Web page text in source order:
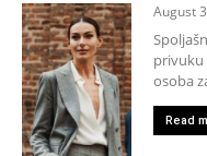
August
privuku
osoba
Read